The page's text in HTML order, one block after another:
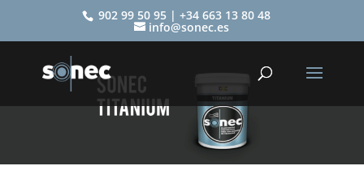
902 99 50 95 | +34 663 13 80 48
info@sonec.es